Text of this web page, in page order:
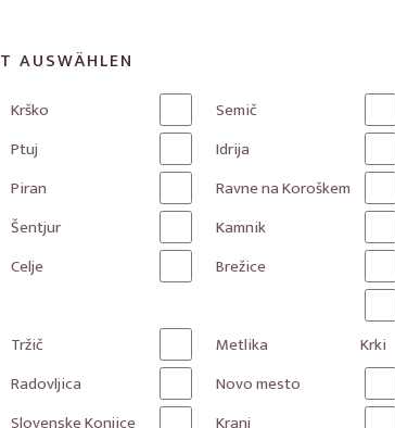
AUSWÄHLEN
Krško Semič
Ptuj
Idrija
Piran
Ravne na Koroškem
Šentjur
Kamnik
Celje
Brežice
Tržič Metlika
Krki
Radovljica
Novo mesto